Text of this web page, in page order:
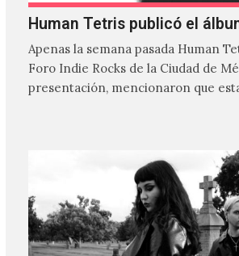
Human Tetris publicó el
Apenas la semana pasada Human
Foro Indie Rocks de la Ciudad de
presentación, mencionaron que